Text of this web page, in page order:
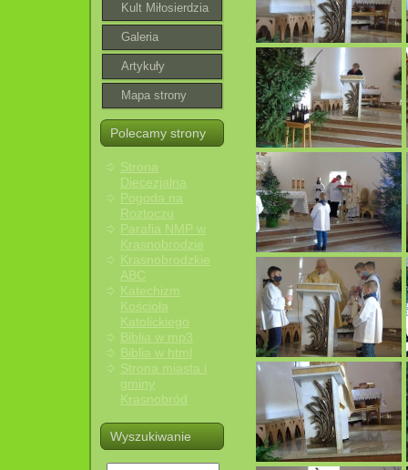
Parafialnego
Kult Miłosierdzia
Bożego
Galeria
roztoczańska
Artykuły
Mapa strony
Polecamy strony
Strona
Diecezjalna
Pogoda na
Roztoczu
Parafia NMP w
Krasnobrodzie
Krasnobrodzkie
ABC
Katechizm
Kościoła
Katolickiego
Biblia w mp3
Biblia w html
Strona miasta i
gminy
Krasnobród
Wyszukiwanie